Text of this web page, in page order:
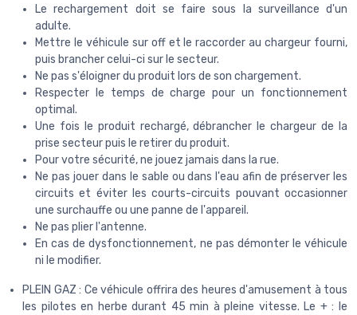
Le rechargement doit se faire sous la surveillance d'un
adulte.
Mettre le véhicule sur off et le raccorder au chargeur fourni,
puis brancher celui-ci sur le secteur.
Ne pas s'éloigner du produit lors de son chargement.
Respecter le temps de charge pour un fonctionnement
optimal.
Une fois le produit rechargé, débrancher le chargeur de la
prise secteur puis le retirer du produit.
Pour votre sécurité, ne jouez jamais dans la rue.
Ne pas jouer dans le sable ou dans l'eau afin de préserver les
circuits et éviter les courts-circuits pouvant occasionner
une surchauffe ou une panne de l'appareil.
Ne pas plier l'antenne.
En cas de dysfonctionnement, ne pas démonter le véhicule
ni le modifier.
PLEIN GAZ : Ce véhicule offrira des heures d'amusement à tous
les pilotes en herbe durant 45 min à pleine vitesse. Le + : le